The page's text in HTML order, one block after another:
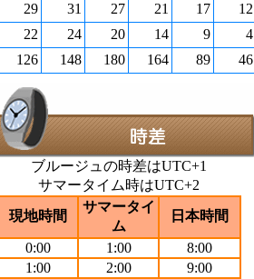
29 31 27 21 17
12
22 24 20 14 9
4
126 148 180 164 89 46
ブルージュの時差はUTC+1
サマータイム時はUTC+2
現地時間
サマータイ
ム
日本時間
0:00 1:00
8:00
1:00
2:00
9:00